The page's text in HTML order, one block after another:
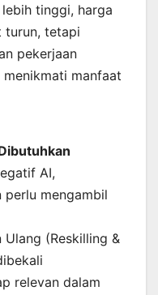
tinggi, harga
turun, tetapi
pekerjaan
manfaat
AI,
perlu mengambil
(Reskilling &
relevan dalam